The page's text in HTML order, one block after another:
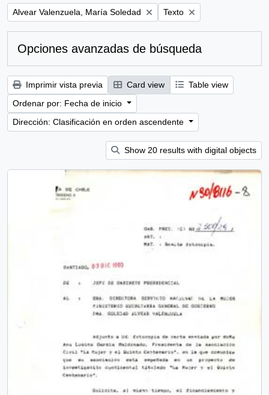
Remove filter:
Alvear Valenzuela, María Soledad Remove filter:
Texto
Opciones avanzadas de búsqueda
Imprimir vista previa Card view
Table view
Ordenar por: Fecha de inicio
Dirección: Clasificación en orden ascendente
Show 20 results with digital objects